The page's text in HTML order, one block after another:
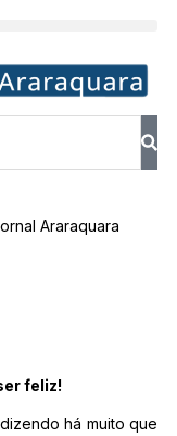
Araraquara
feliz!
há muito que